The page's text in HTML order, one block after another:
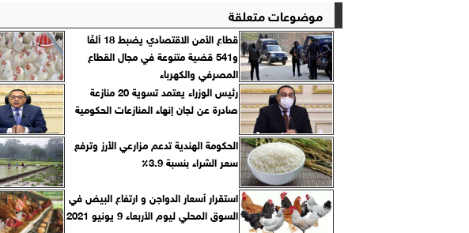
موضوعات متعلقة
قطاع الأمن الاقتصادي يضبط 18 ألفًا
و541 قضية متنوعة في مجال القطاع
المصرفي والكهرباء
رئيس الوزراء يعتمد تسوية 20 منازعة
صادرة عن لجان إنهاء المنازعات الحكومية
الحكومة الهندية تدعم مزارعي الأرز وترفع
سعر الشراء بنسبة 3.9٪
استقرار أسعار الدواجن و ارتفاع البيض في
السوق المحلي ليوم الأربعاء 9 يونيو 2021